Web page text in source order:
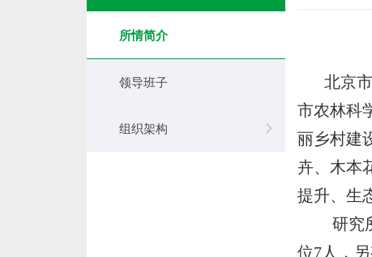
所情简介
领导班子
组织架构
北京
市农林科
丽乡村建
卉、木本
提升、生
研究
位7人，